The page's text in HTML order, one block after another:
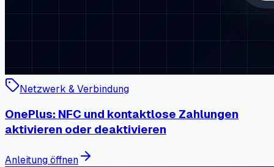
Netzwerk & Verbindung
OnePlus: NFC und kontaktlose Zahlungen
aktivieren oder deaktivieren
Anleitung öffnen